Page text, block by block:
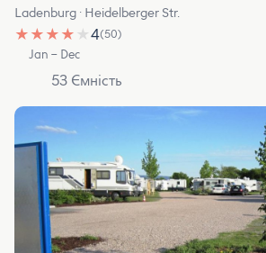
Ladenburg · Heidelberger Str.
★ ★ ★ ★ ★4(50)
Jan – Dec
53 Ємність